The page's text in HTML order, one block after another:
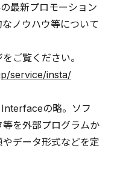
最新プロモーション
ノウハウ等について
ご覧ください。
service/insta/
の略。ソフ
等を外部プログラムか
データ形式などを定